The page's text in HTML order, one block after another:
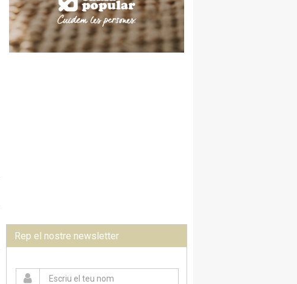
Rep el nostre newsletter